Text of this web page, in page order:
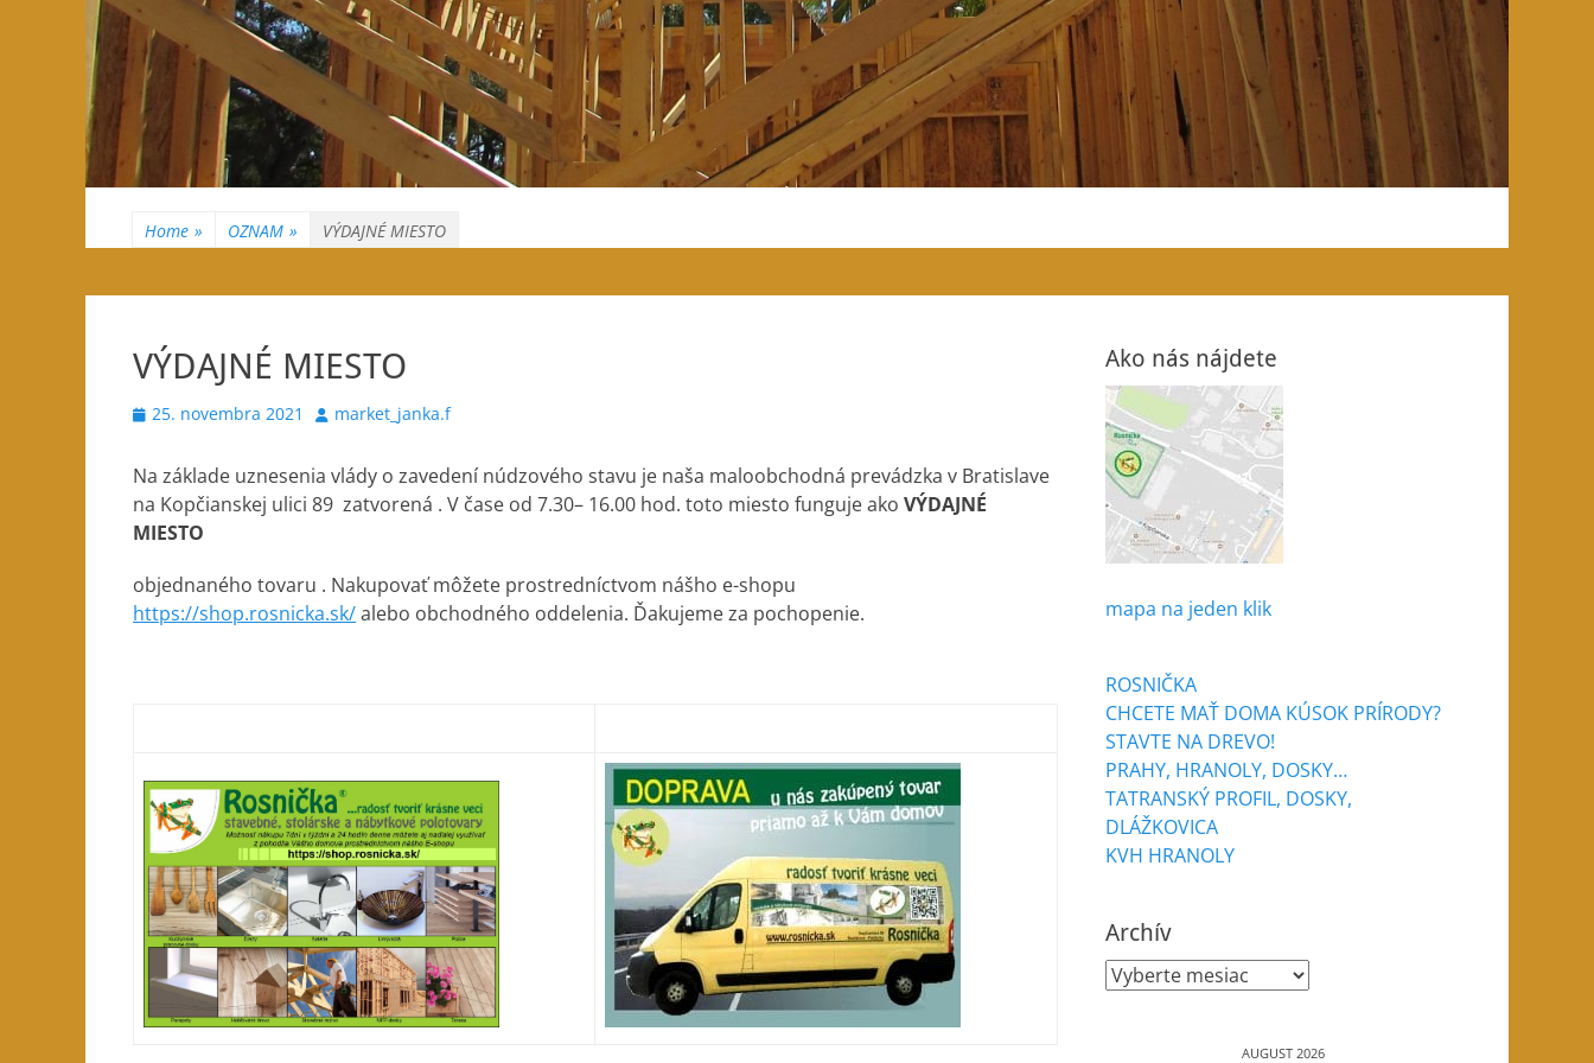
Home » OZNAM » VÝDAJNÉ MIESTO
VÝDAJNÉ MIESTO
Posted
25. novembra 2021 Author
market_janka.f
Na základe uznesenia vlády o zavedení núdzového stavu je naša maloobchodná prevádzka v Bratislave
na Kopčianskej ulici 89 zatvorená . V čase od 7.30– 16.00 hod. toto miesto funguje ako VÝDAJNÉ
MIESTO
objednaného tovaru . Nakupovať môžete prostredníctvom nášho e-shopu
https://shop.rosnicka.sk/alebo obchodného oddelenia. Ďakujeme za pochopenie.
Ako nás nájdete
mapa na jeden klik
ROSNIČKA
CHCETE MAŤ DOMA KÚSOK PRÍRODY?
STAVTE NA DREVO!
PRAHY, HRANOLY, DOSKY…
TATRANSKÝ PROFIL, DOSKY,
DLÁŽKOVICA
KVH HRANOLY
Archív
Archív
AUGUST 2026